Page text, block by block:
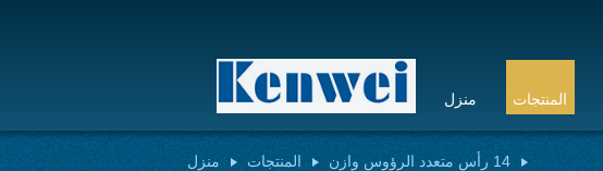
منزل المنتجات
منزل المنتجات 14 رأس متعدد الرؤوس وازن